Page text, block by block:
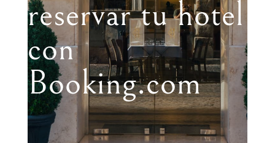
reservar tu hotel
con
Booking.com